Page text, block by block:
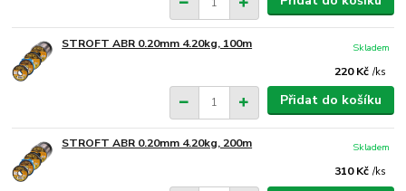
STROFT ABR 0.20mm 4.20kg, 100m
220 Kč /ks
Skladem
Přidat do košíku
STROFT ABR 0.20mm 4.20kg, 200m
310 Kč /ks
Skladem